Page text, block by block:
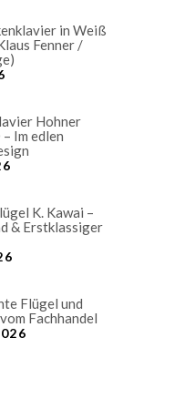
in Weiß
Fenner /
Hohner
Im edlen
K. Kawai –
& Erstklassiger
Flügel und
Fachhandel